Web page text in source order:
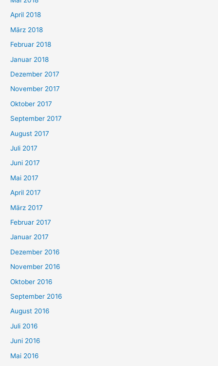
April 2018
März 2018
Februar 2018
Januar 2018
Dezember 2017
November 2017
Oktober 2017
September 2017
August 2017
Juli 2017
Juni 2017
Mai 2017
April 2017
März 2017
Februar 2017
Januar 2017
Dezember 2016
November 2016
Oktober 2016
September 2016
August 2016
Juli 2016
Juni 2016
Mai 2016